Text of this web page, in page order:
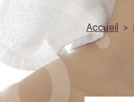
Accueil